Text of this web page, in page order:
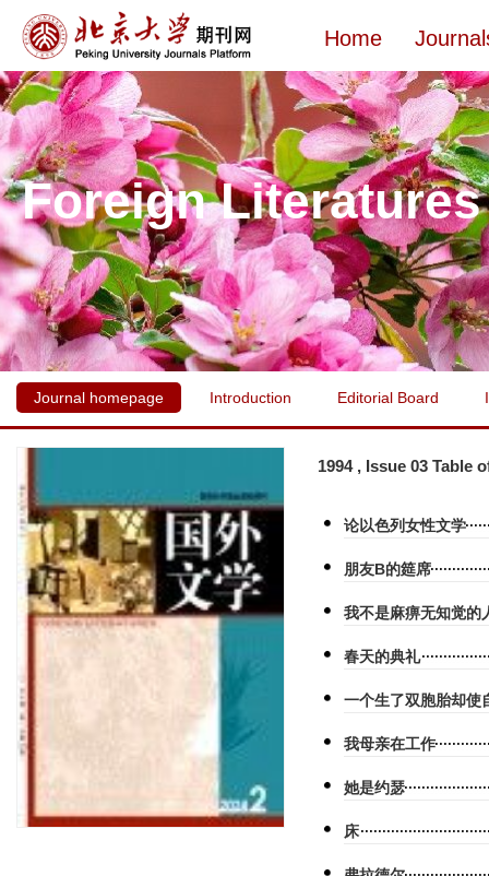
Home
Foreign Literatures
Journal homepage Introduction Editorial Board
1994 , Issue 03 Table
论以色列女性文学
朋友B的筵席
我不是麻痹无知觉的
春天的典礼
一个生了双胞胎却使
我母亲在工作
她是约瑟
床